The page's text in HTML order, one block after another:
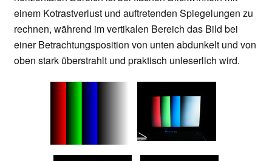
einem Kotrastverlust und auftretenden Spiegelungen zu
rechnen, während im vertikalen Bereich das Bild bei
einer Betrachtungsposition von unten abdunkelt und von
oben stark überstrahlt und praktisch unleserlich wird.